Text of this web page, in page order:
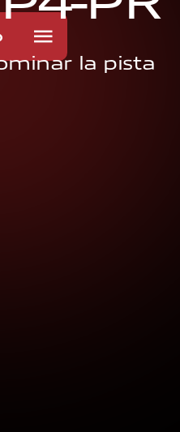
la pista